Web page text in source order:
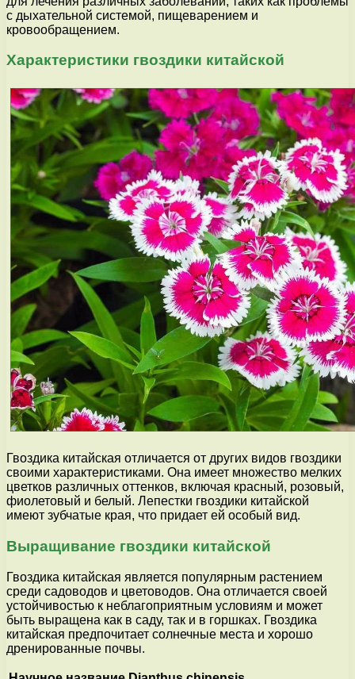
с дыхательной системой, пищеварением и
кровообращением.
Характеристики гвоздики китайской
Гвоздика китайская отличается от других видов гвоздики
своими характеристиками. Она имеет множество мелких
цветков различных оттенков, включая красный, розовый,
фиолетовый и белый. Лепестки гвоздики китайской
имеют зубчатые края, что придает ей особый вид.
Выращивание гвоздики китайской
Гвоздика китайская является популярным растением
среди садоводов и цветоводов. Она отличается своей
устойчивостью к неблагоприятным условиям и может
быть выращена как в саду, так и в горшках. Гвоздика
китайская предпочитает солнечные места и хорошо
дренированные почвы.